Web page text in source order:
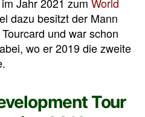
dazu besitzt der Mann
und war schon
wo er 2019 die zweite
Tour